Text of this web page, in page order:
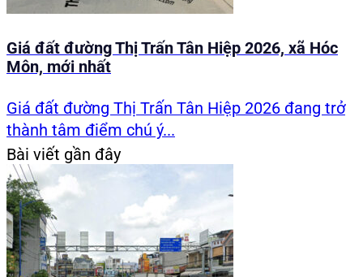
Giá đất đường Thị Trấn Tân Hiệp 2026, xã Hóc
Môn, mới nhất
Giá đất đường Thị Trấn Tân Hiệp 2026 đang trở
thành tâm điểm chú ý...
Bài viết gần đây